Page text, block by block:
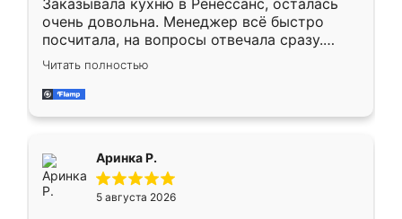
Заказывала кухню в Ренессанс, осталась
очень довольна. Менеджер всё быстро
посчитала, на вопросы отвечала сразу.
Замерщик приехал в субботу, подошёл к
делу со всей ответственностью. Собрали
за день, ребята работали аккуратно, даже
Читать полностью
Аринка Р.
5 августа 2026